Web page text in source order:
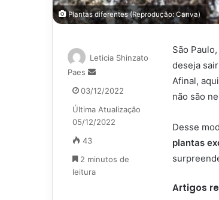
Plantas diferentes (Reprodução: Canva)
São
deseja
Afinal,
não são
Desse
plantas
Artigos
Leticia Shinzato
Paes
Mande
e-
mail
03/12/2022
Última Atualização
05/12/2022
43
2 minutos de
leitura